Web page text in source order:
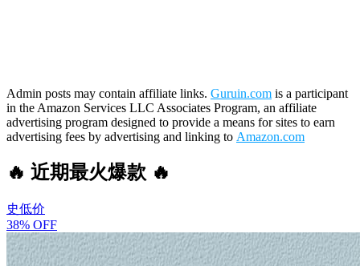
Admin posts may contain affiliate links. Guruin.com is a participant
in the Amazon Services LLC Associates Program, an affiliate
advertising program designed to provide a means for sites to earn
advertising fees by advertising and linking to Amazon.com
🔥 近期最火爆款 🔥
史低价
38% OFF